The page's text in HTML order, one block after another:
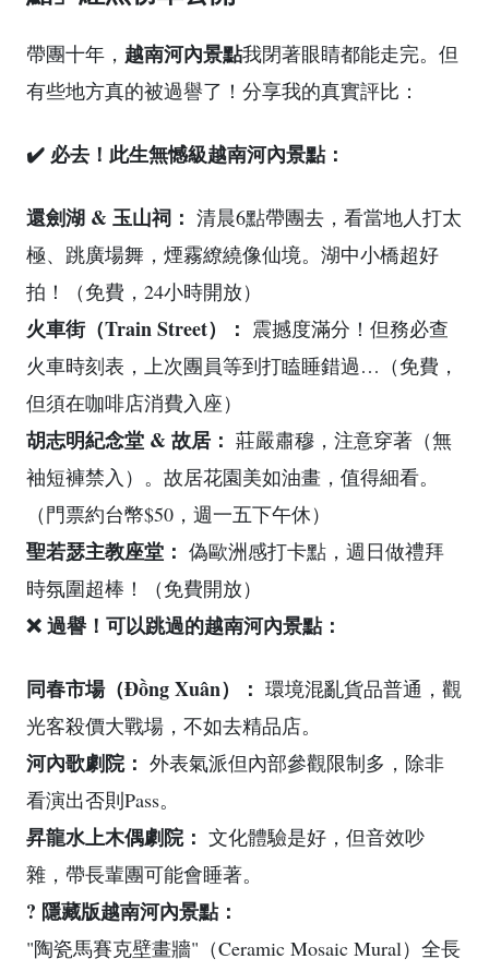
帶團十年， 越南河內景點我閉著眼睛都能走完。但
有些地方真的被過譽了！分享我的真實評比：
✔️ 必去！此生無憾級越南河內景點：
還劍湖 & 玉山祠： 清晨6點帶團去，看當地人打太
極、跳廣場舞，煙霧繚繞像仙境。湖中小橋超好
拍！（免費，24小時開放）
火車街（Train Street）： 震撼度滿分！但務必查
火車時刻表，上次團員等到打瞌睡錯過…（免費，
但須在咖啡店消費入座）
胡志明紀念堂 & 故居： 莊嚴肅穆，注意穿著（無
袖短褲禁入）。故居花園美如油畫，值得細看。
（門票約台幣$50，週一五下午休）
聖若瑟主教座堂： 偽歐洲感打卡點，週日做禮拜
時氛圍超棒！（免費開放）
❌ 過譽！可以跳過的越南河內景點：
同春市場（Đồng Xuân）： 環境混亂貨品普通，觀
光客殺價大戰場，不如去精品店。
河內歌劇院： 外表氣派但內部參觀限制多，除非
看演出否則Pass。
昇龍水上木偶劇院： 文化體驗是好，但音效吵
雜，帶長輩團可能會睡著。
? 隱藏版越南河內景點：
"陶瓷馬賽克壁畫牆"（Ceramic Mosaic Mural）全長